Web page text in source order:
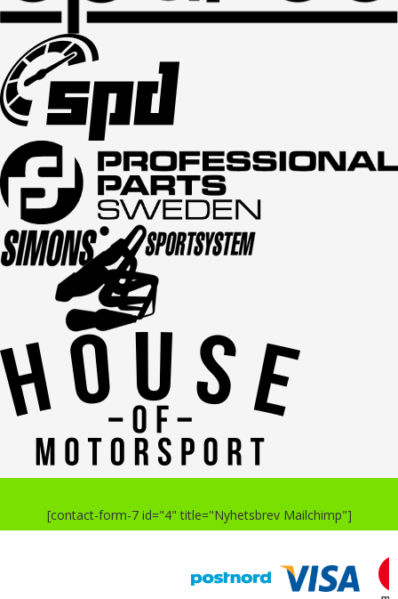
[contact-form-7 id="4" title="Nyhetsbrev Mailchimp"]